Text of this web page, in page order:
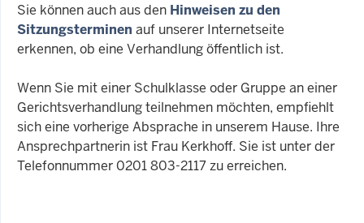
Sie können auch aus den Hinweisen zu den
Sitzungsterminen auf unserer Internetseite
erkennen, ob eine Verhandlung öffentlich ist.
Wenn Sie mit einer Schulklasse oder Gruppe an einer
Gerichtsverhandlung teilnehmen möchten, empfiehlt
sich eine vorherige Absprache in unserem Hause. Ihre
Ansprechpartnerin ist Frau Kerkhoff. Sie ist unter der
Telefonnummer 0201 803-2117 zu erreichen.